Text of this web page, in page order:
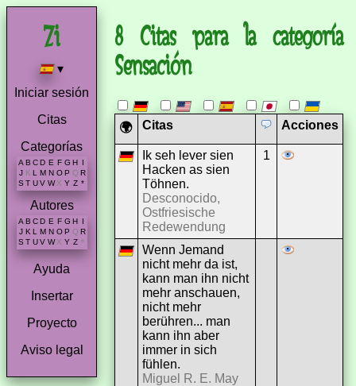
▾
Iniciar sesión
Citas
Categorías
A B C D E F G H I
J K L M N O P Q R
S T U V W X Y Z *
Autores
A B C D E F G H
J K L M N O P Q R
S T U V W X Y Z *
Ayuda
Insertar
Proyecto
Aviso legal
8 Citas para la categoría
Sensación
🌍 Citas Acciones
Ik seh lever sien
Hacken as sien
Töhnen.
Desconocido,
Ostfriesische
Redewendung
1
Wenn Jemand
nicht mehr da ist,
kann man ihn nicht
mehr anschauen,
nicht mehr
berühren... man
kann ihn aber
immer in sich
fühlen.
Miguel R. E. May